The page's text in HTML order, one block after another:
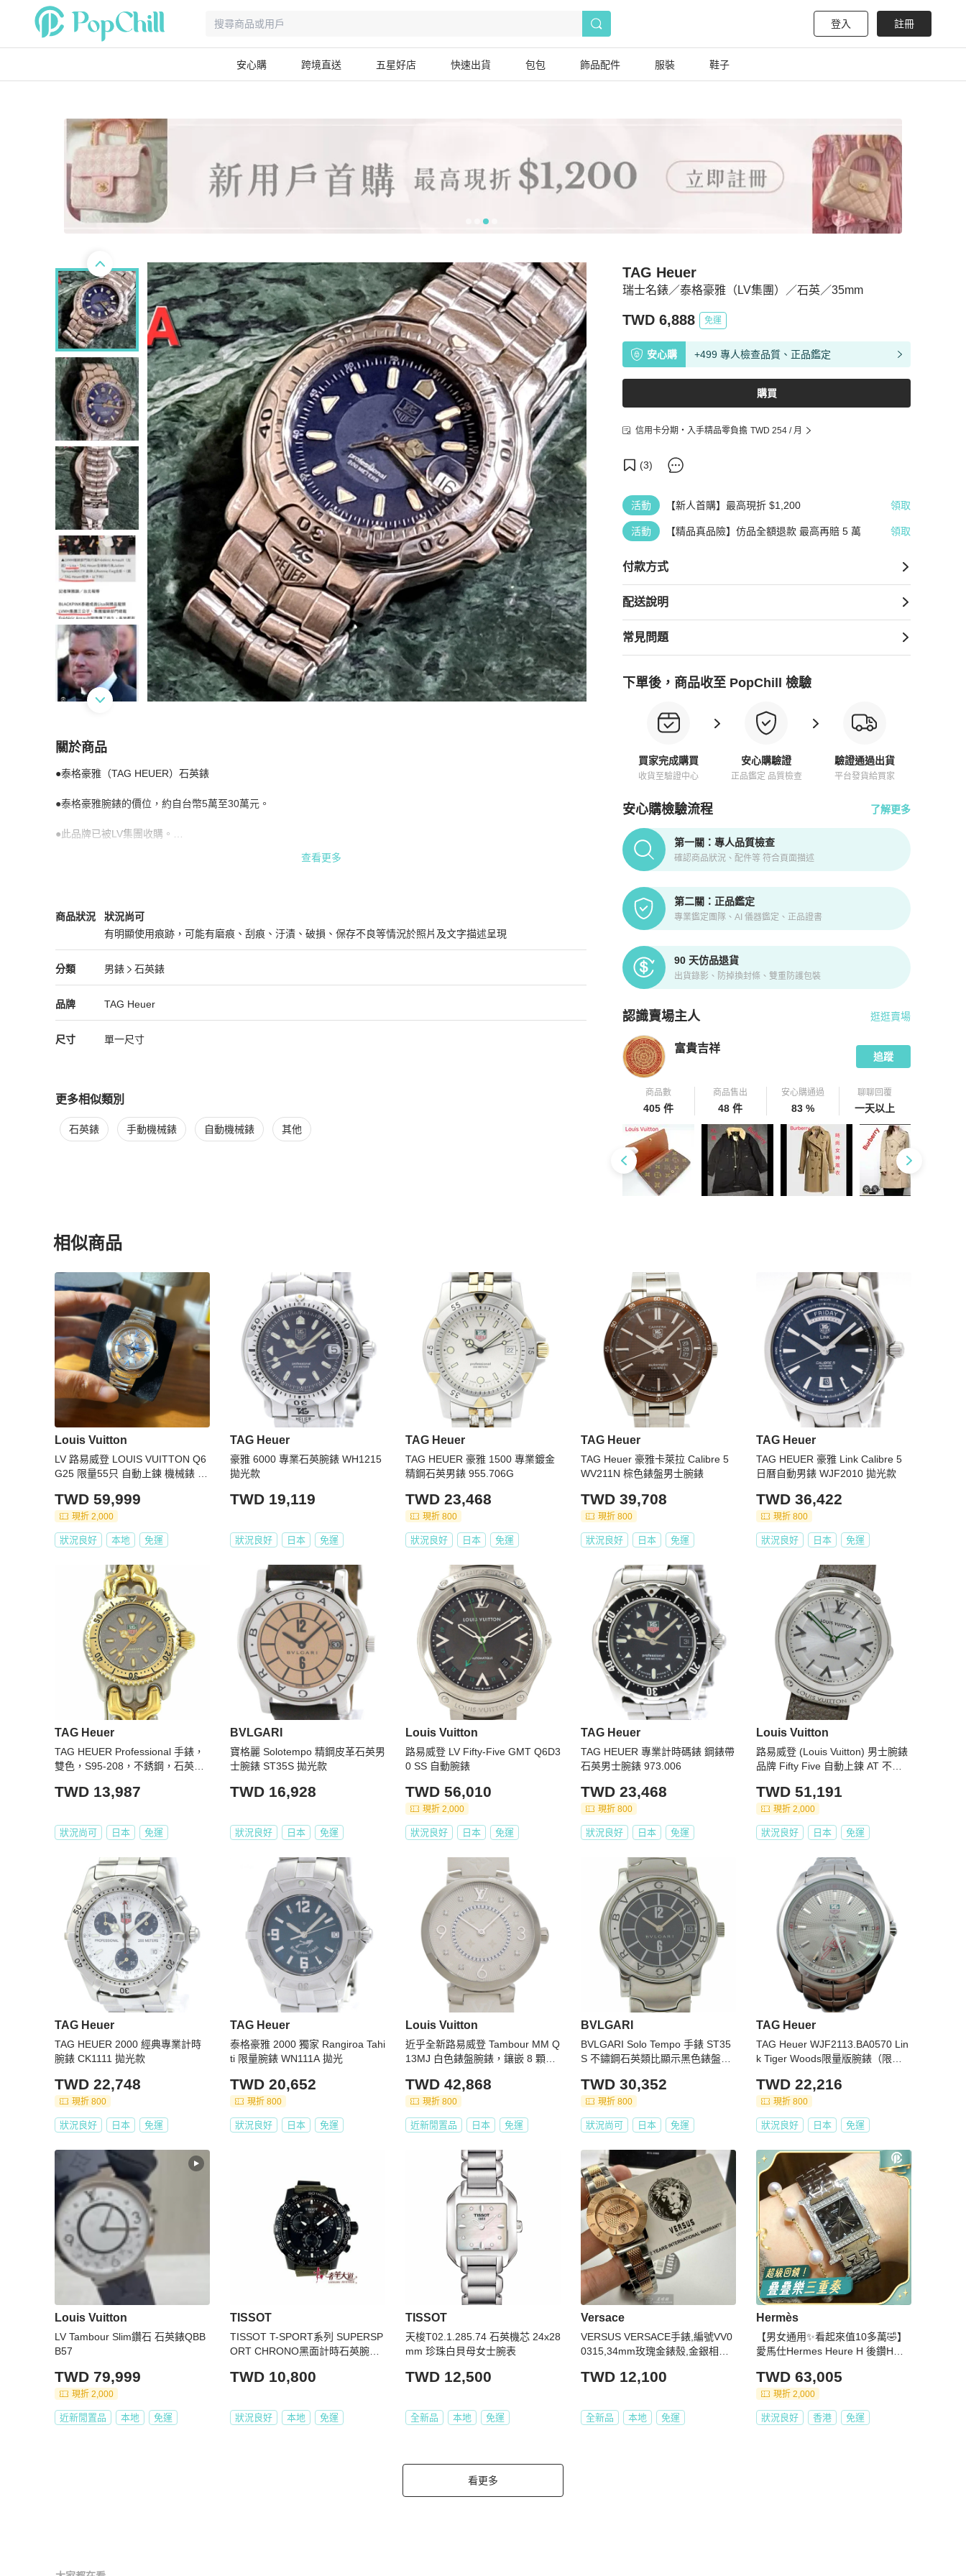
登入 註冊
安心購 跨境直送 五星好店 快速出貨 包包 飾品配件 服裝 鞋子
瑞士名錶／泰格豪雅（LV集團）／石英／35mm
TAG Heuer
TWD 6,888 免運
安心購 +499 專人檢查品質、正品鑑定
購買
信用卡分期・入手精品零負擔 TWD 254 / 月
(3)
活動 【新人首購】最高現折 $1,200 領取
活動 【精品真品險】仿品全額退款 最高再賠 5 萬 領取
付款方式
配送說明
常見問題
下單後，商品收至 PopChill 檢驗
買家完成購買
收貨至驗證中心
安心購驗證
正品鑑定 品質檢查
驗證通過出貨
平台發貨給買家
安心購檢驗流程 了解更多
PopChill拍拍圈正品驗證、安心購檢驗流程介紹
第一關：專人品質檢查
確認商品狀況、配件等 符合頁面描述
第二關：正品鑑定
專業鑑定團隊、AI 儀器鑑定、正品證書
90 天仿品退貨
出貨錄影、防掉換封條、雙重防護包裝
認識賣場主人
PopChill 拍拍圈嚴選賣家
逛逛賣場
富貴吉祥
追蹤
商品數
405 件
商品售出
48 件
安心購通過
83 %
聊聊回覆
一天以上
關於商品
關於瑞士名錶／泰格豪雅（LV集團）／石英／35mm
●泰格豪雅（TAG HEUER）石英錶
●泰格豪雅腕錶的價位，約自台幣5萬至30萬元。
●此品牌已被LV集團收購。
（比較適合體重73公斤以下）
●錶面直徑35mm
●採用瑞士製造的磨砂精鋼＆石英機芯。
●防水：200公尺（出廠的新錶，才有可能，任何二手舊錶，防水墊圈已無法完美，最好都只使用於生活防水）。
●164年歴史的瑞士製錶名廠(since 1860年)
●泰格豪雅表是世界上唯一一家能製造出精準度達到十分之一、百分之一和千分之一秒的腕錶和精確度達到萬分之一秒的
時計的製表商。
4.泰格豪雅
●1990年LV收購了泰格豪雅錶。泰格豪雅錶也成為 Louis Vuitton奢侈精品 的一員，LV推出自有品牌的高價精品手錶，也
多了世界級的生力軍。
品牌推廣的大明星與球王：
1. 影帝,史提夫麥坤
2. 世界高爾夫球王 ～ 老虎伍茲
3. 神鬼認證巨星～Matt Damon麥特.戴蒙
查看更多
商品狀況
TAG Heuer男錶商品狀態與細節
狀況尚可
有明顯使用痕跡，可能有磨痕、刮痕、汙漬、破損、保存不良等情況於照片及文字描述呈現
狀況尚可
分類
TAG Heuer男錶 分類資訊
男錶
石英錶
男錶/石英錶推薦
品牌
TAG Heuer精品 男錶品牌介紹
TAG Heuer
TAG Heuer推薦清單
尺寸 單一尺寸
更多相似類別
更多TAG Heuer男錶相似商品推薦
石英錶 手動機械錶 自動機械錶 其他
相似商品
更多相似TAG Heuer男錶推薦精品
Louis Vuitton
LV 路易威登 LOUIS VUITTON Q6
G25 限量55只 自動上鍊 機械錶 男
TWD 59,999
現折 2,000
狀況良好 本地 免運
TAG Heuer
豪雅 6000 專業石英腕錶 WH1215
拋光款
TWD 19,119
狀況良好 日本 免運
TAG Heuer
TAG HEUER 豪雅 1500 專業鍍金
精鋼石英男錶 955.706G
TWD 23,468
現折 800
狀況良好 日本 免運
TAG Heuer
TAG Heuer 豪雅卡萊拉 Calibre 5
WV211N 棕色錶盤男士腕錶
TWD 39,708
現折 800
狀況良好 日本 免運
TAG Heuer
TAG HEUER 豪雅 Link Calibre 5
日曆自動男錶 WJF2010 拋光款
TWD 36,422
現折 800
狀況良好 日本 免運
TAG Heuer
TAG HEUER Professional 手錶，
雙色，S95-208，不銹鋼，石英，
TWD 13,987
狀況尚可 日本 免運
BVLGARI
寶格麗 Solotempo 精鋼皮革石英男
士腕錶 ST35S 拋光款
TWD 16,928
狀況良好 日本 免運
Louis Vuitton
路易威登 LV Fifty-Five GMT Q6D3
0 SS 自動腕錶
TWD 56,010
現折 2,000
狀況良好 日本 免運
TAG Heuer
TAG HEUER 專業計時碼錶 鋼錶帶
石英男士腕錶 973.006
TWD 23,468
現折 800
狀況良好 日本 免運
Louis Vuitton
路易威登 (Louis Vuitton) 男士腕錶
品牌 Fifty Five 自動上鍊 AT 不鏽
TWD 51,191
現折 2,000
狀況良好 日本 免運
TAG Heuer
TAG HEUER 2000 經典專業計時
腕錶 CK1111 拋光款
TWD 22,748
現折 800
狀況良好 日本 免運
TAG Heuer
泰格豪雅 2000 獨家 Rangiroa Tahi
ti 限量腕錶 WN111A 拋光
TWD 20,652
現折 800
狀況良好 日本 免運
Louis Vuitton
近乎全新路易威登 Tambour MM Q
13MJ 白色錶盤腕錶，鑲嵌 8 顆鑽
芯，33 毫米
TWD 42,868
現折 800
近新閒置品 日本 免運
BVLGARI
BVLGARI Solo Tempo 手錶 ST35
S 不鏽鋼石英類比顯示黑色錶盤男
TWD 30,352
現折 800
狀況尚可 日本 免運
TAG Heuer
TAG Heuer WJF2113.BA0570 Lin
k Tiger Woods限量版腕錶（限量5
TWD 22,216
現折 800
狀況良好 日本 免運
Louis Vuitton
LV Tambour Slim鑽石 石英錶QBB
B57
TWD 79,999
現折 2,000
近新閒置品 本地 免運
TISSOT
TISSOT T-SPORT系列 SUPERSP
ORT CHRONO黑面計時石英腕錶
TWD 10,800
狀況良好 本地 免運
TISSOT
天梭T02.1.285.74 石英機芯 24x28
mm 珍珠白貝母女士腕表
TWD 12,500
全新品 本地 免運
Versace
VERSUS VERSACE手錶,編號VV0
0315,34mm玫瑰金錶殼,金銀相間
TWD 12,100
全新品 本地 免運
Hermès
【男女通用✨看起來值10多萬🤣】
愛馬仕Hermes Heure H 後鑽H手
錶盤
TWD 63,005
現折 2,000
狀況良好 香港 免運
看更多